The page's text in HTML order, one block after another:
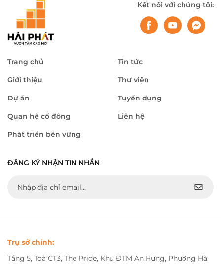
Kết nối với chúng tôi:
Trang chủ
Giới thiệu
Dự án
Quan hệ cổ đông
Phát triển bền vững
Tin tức
Thư viện
Tuyển dụng
Liên hệ
ĐĂNG KÝ NHẬN TIN NHẮN
Trụ sở chính:
Tầng 5, Toà CT3, The Pride, Khu ĐTM An Hưng, Phường Hà